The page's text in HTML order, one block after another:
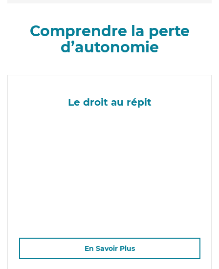
Comprendre la perte
d’autonomie
Le droit au répit
En Savoir Plus